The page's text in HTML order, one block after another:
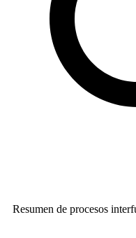
Resumen de procesos